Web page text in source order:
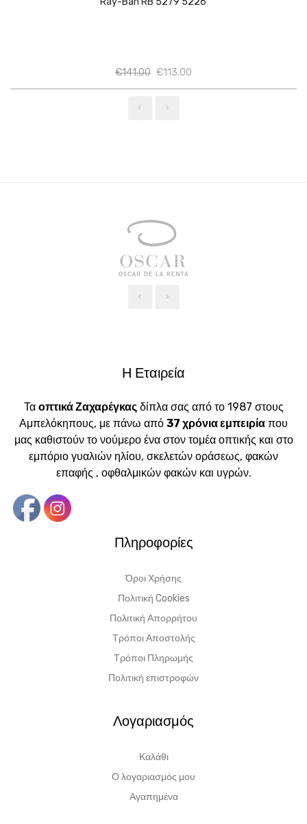
€141.00 Ποσότητα
€113.00
Η Εταιρεία
Τα οπτικά Ζαχαρέγκαςδίπλα σας από το 1987 στους
Αμπελόκηπους, με πάνω από 37 χρόνια εμπειρία που
μας καθιστούν το νούμερο ένα στον τομέα οπτικής και στο
εμπόριο γυαλιών ηλίου, σκελετών οράσεως, φακών
επαφής , οφθαλμικών φακών και υγρών.
Πληροφορίες
Όροι Χρήσης
Πολιτική Cookies
Πολιτική Απορρήτου
Τρόποι Αποστολής
Τρόποι Πληρωμής
Πολιτική επιστροφών
Λογαριασμός
Καλάθι
Ο λογαριασμός μου
Αγαπημένα